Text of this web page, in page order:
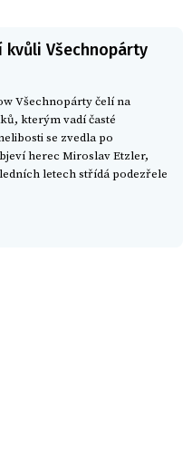
kvůli Všechnopárty
Všechnopárty čelí na
kterým vadí časté
se zvedla po
herec Miroslav Etzler,
letech střídá podezřele